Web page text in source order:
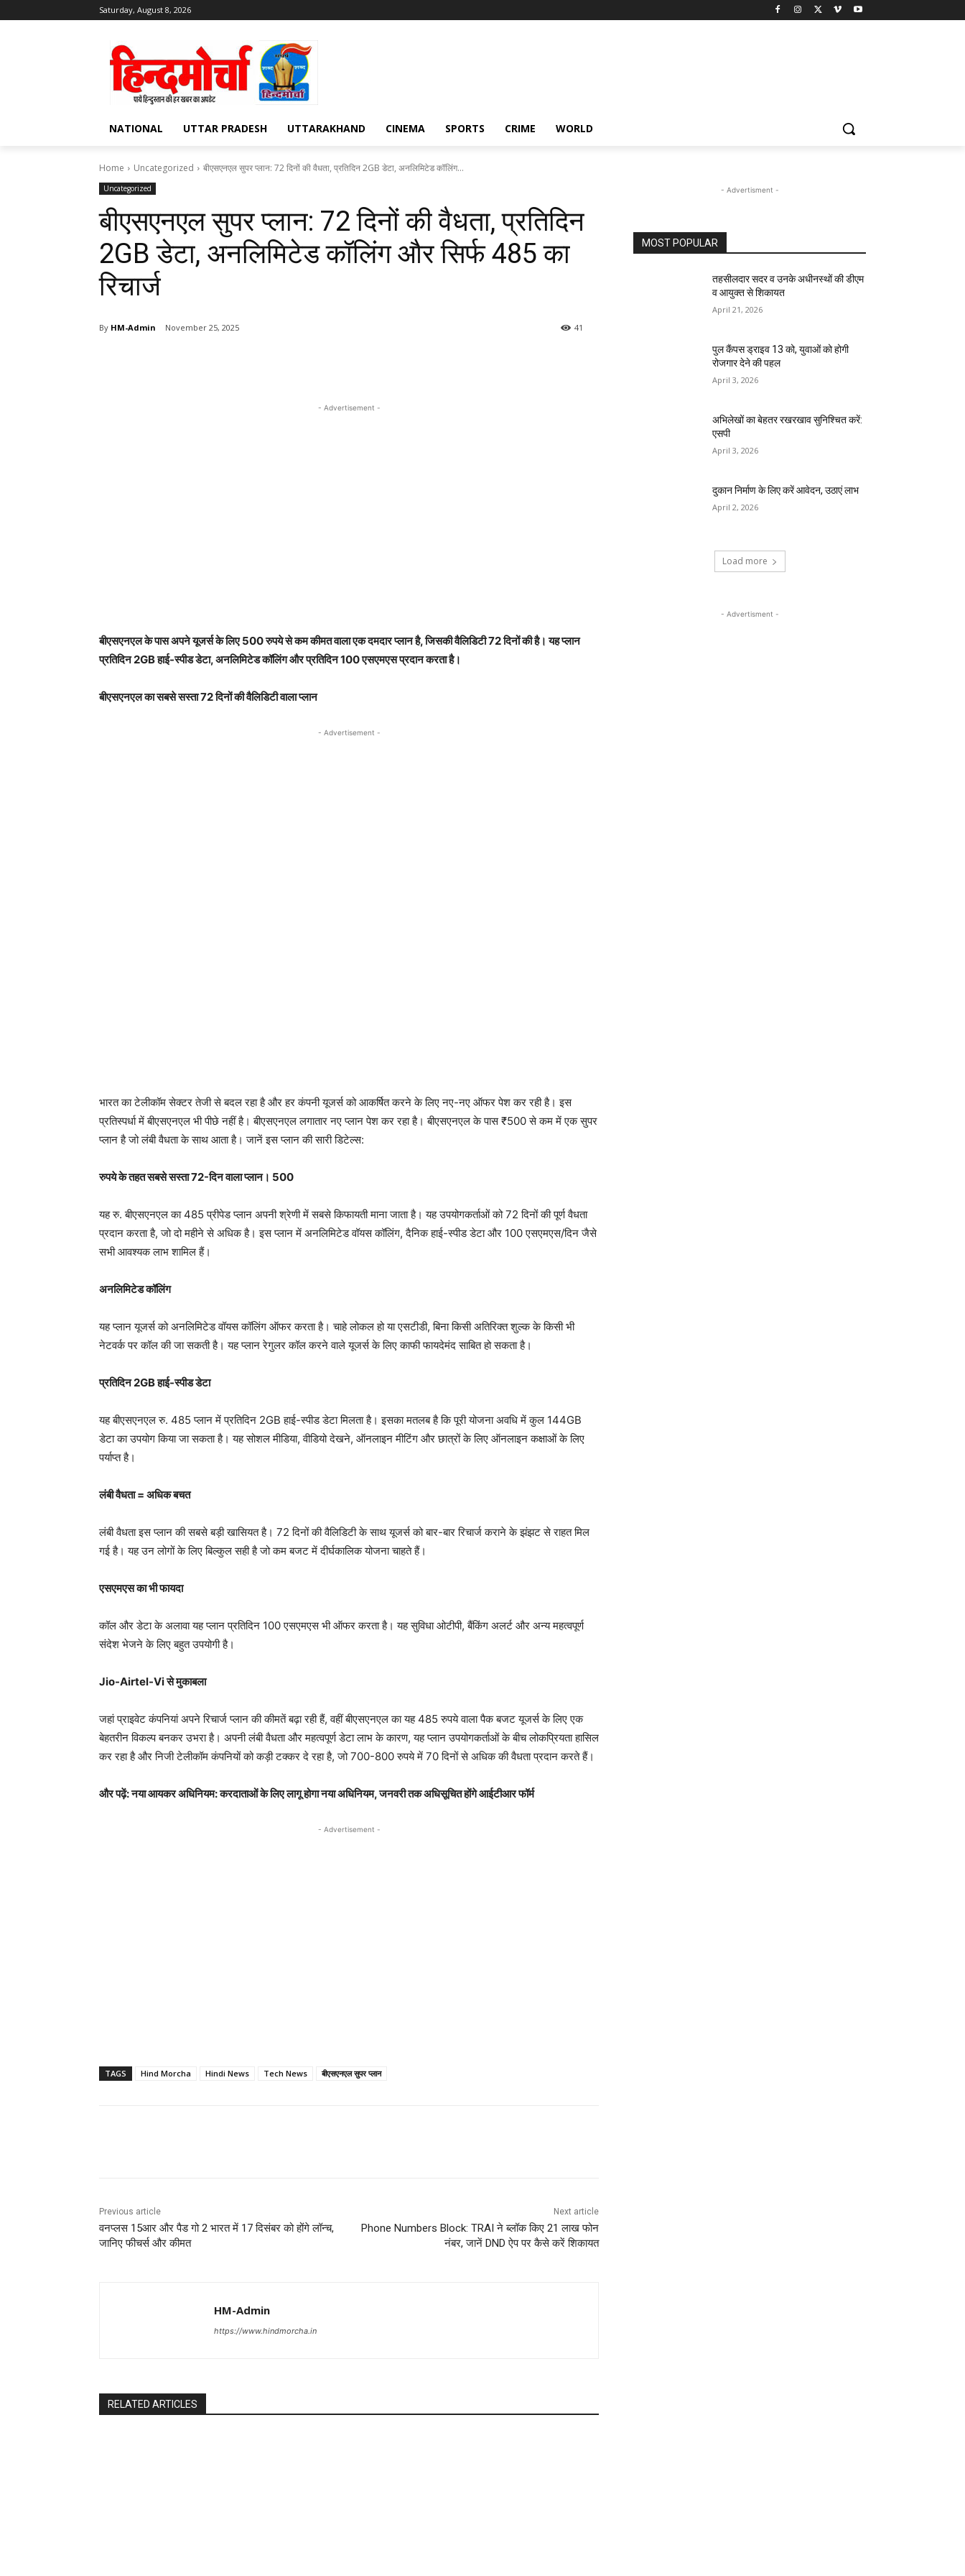
Saturday, August 8, 2026
NATIONAL UTTAR PRADESH UTTARAKHAND CINEMA SPORTS CRIME WORLD
Home Uncategorized बीएसएनएल सुपर प्लान: 72 दिनों की वैधता, प्रतिदिन 2GB डेटा, अनलिमिटेड कॉलिंग...
Uncategorized
बीएसएनएल सुपर प्लान: 72 दिनों की वैधता, प्रतिदिन
2GB डेटा, अनलिमिटेड कॉलिंग और सिर्फ ₹485 का
रिचार्ज
By HM-Admin November 25, 2025 41
- Advertisement -
बीएसएनएल के पास अपने यूजर्स के लिए 500 रुपये से कम कीमत वाला एक दमदार प्लान है, जिसकी वैलिडिटी 72 दिनों की है। यह प्लान
प्रतिदिन 2GB हाई-स्पीड डेटा, अनलिमिटेड कॉलिंग और प्रतिदिन 100 एसएमएस प्रदान करता है।
बीएसएनएल का सबसे सस्ता 72 दिनों की वैलिडिटी वाला प्लान
- Advertisement -
भारत का टेलीकॉम सेक्टर तेजी से बदल रहा है और हर कंपनी यूजर्स को आकर्षित करने के लिए नए-नए ऑफर पेश कर रही है। इस
प्रतिस्पर्धा में बीएसएनएल भी पीछे नहीं है। बीएसएनएल लगातार नए प्लान पेश कर रहा है। बीएसएनएल के पास ₹500 से कम में एक सुपर
प्लान है जो लंबी वैधता के साथ आता है। जानें इस प्लान की सारी डिटेल्स:
रुपये के तहत सबसे सस्ता 72-दिन वाला प्लान। 500
यह रु. बीएसएनएल का 485 प्रीपेड प्लान अपनी श्रेणी में सबसे किफायती माना जाता है। यह उपयोगकर्ताओं को 72 दिनों की पूर्ण वैधता
प्रदान करता है, जो दो महीने से अधिक है। इस प्लान में अनलिमिटेड वॉयस कॉलिंग, दैनिक हाई-स्पीड डेटा और 100 एसएमएस/दिन जैसे
सभी आवश्यक लाभ शामिल हैं।
अनलिमिटेड कॉलिंग
यह प्लान यूजर्स को अनलिमिटेड वॉयस कॉलिंग ऑफर करता है। चाहे लोकल हो या एसटीडी, बिना किसी अतिरिक्त शुल्क के किसी भी
नेटवर्क पर कॉल की जा सकती है। यह प्लान रेगुलर कॉल करने वाले यूजर्स के लिए काफी फायदेमंद साबित हो सकता है।
प्रतिदिन 2GB हाई-स्पीड डेटा
यह बीएसएनएल रु. 485 प्लान में प्रतिदिन 2GB हाई-स्पीड डेटा मिलता है। इसका मतलब है कि पूरी योजना अवधि में कुल 144GB
डेटा का उपयोग किया जा सकता है। यह सोशल मीडिया, वीडियो देखने, ऑनलाइन मीटिंग और छात्रों के लिए ऑनलाइन कक्षाओं के लिए
पर्याप्त है।
लंबी वैधता = अधिक बचत
लंबी वैधता इस प्लान की सबसे बड़ी खासियत है। 72 दिनों की वैलिडिटी के साथ यूजर्स को बार-बार रिचार्ज कराने के झंझट से राहत मिल
गई है। यह उन लोगों के लिए बिल्कुल सही है जो कम बजट में दीर्घकालिक योजना चाहते हैं।
एसएमएस का भी फायदा
कॉल और डेटा के अलावा यह प्लान प्रतिदिन 100 एसएमएस भी ऑफर करता है। यह सुविधा ओटीपी, बैंकिंग अलर्ट और अन्य महत्वपूर्ण
संदेश भेजने के लिए बहुत उपयोगी है।
Jio-Airtel-Vi से मुकाबला
जहां प्राइवेट कंपनियां अपने रिचार्ज प्लान की कीमतें बढ़ा रही हैं, वहीं बीएसएनएल का यह 485 रुपये वाला पैक बजट यूजर्स के लिए एक
बेहतरीन विकल्प बनकर उभरा है। अपनी लंबी वैधता और महत्वपूर्ण डेटा लाभ के कारण, यह प्लान उपयोगकर्ताओं के बीच लोकप्रियता हासिल
कर रहा है और निजी टेलीकॉम कंपनियों को कड़ी टक्कर दे रहा है, जो 700-800 रुपये में 70 दिनों से अधिक की वैधता प्रदान करते हैं।
और पढ़ें: नया आयकर अधिनियम: करदाताओं के लिए लागू होगा नया अधिनियम, जनवरी तक अधिसूचित होंगे आईटीआर फॉर्म
- Advertisement -
TAGS Hind Morcha Hindi News Tech News बीएसएनएल सुपर प्लान
Previous article
वनप्लस 15आर और पैड गो 2 भारत में 17 दिसंबर को होंगे लॉन्च,
जानिए फीचर्स और कीमत
Next article
Phone Numbers Block: TRAI ने ब्लॉक किए 21 लाख फोन
नंबर, जानें DND ऐप पर कैसे करें शिकायत
HM-Admin
https://www.hindmorcha.in
RELATED ARTICLES
- Advertisment -
MOST POPULAR
तहसीलदार सदर व उनके अधीनस्थों की डीएम
व आयुक्त से शिकायत
April 21, 2026
पुल कैंपस ड्राइव 13 को, युवाओं को होगी
रोजगार देने की पहल
April 3, 2026
अभिलेखों का बेहतर रखरखाव सुनिश्चित करें:
एसपी
April 3, 2026
दुकान निर्माण के लिए करें आवेदन, उठाएं लाभ
April 2, 2026
Load more
- Advertisment -